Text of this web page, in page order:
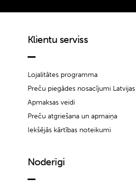
Klientu serviss
Lojalitātes programma
Preču piegādes nosacījumi
Apmaksas veidi
Preču atgriešana un apmaiņa
Iekšējās kārtības noteikumi
Noderīgi